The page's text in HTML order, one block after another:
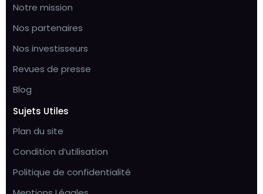
Notre mission
Nos partenaires
Nos investisseurs
Revues de presse
Blog
Sujets Utiles
Plan du site
Condition d’utilisation
Politique de confidentialité